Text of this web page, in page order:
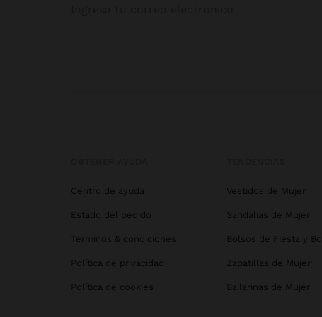
Centro de ayuda
Estado del pedido
Términos & condiciones
Política de privacidad
Política de cookies
Vestidos de Mujer
Sandalias de Mujer
Bolsos de Fiesta y
Zapatillas de Mujer
Bailarinas de Mujer